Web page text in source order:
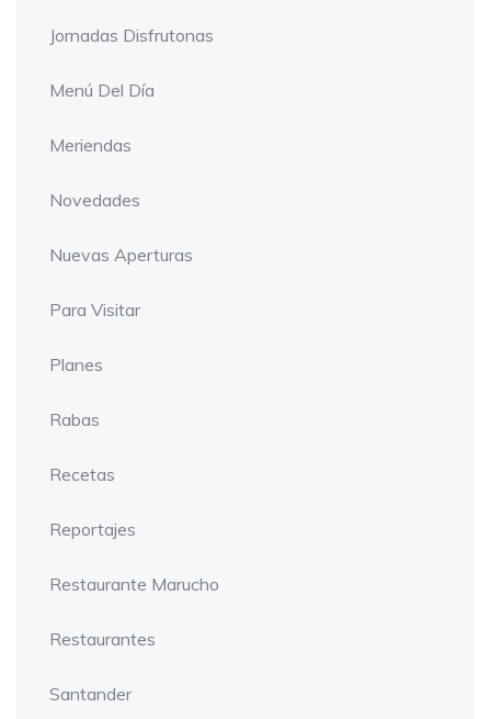
Jornadas Disfrutonas
Menú Del Día
Meriendas
Novedades
Nuevas Aperturas
Para Visitar
Planes
Rabas
Recetas
Reportajes
Restaurante Marucho
Restaurantes
Santander